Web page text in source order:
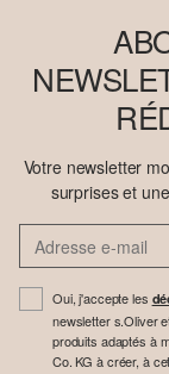
Votre newsletter
surprises et
Oui, j'accepte les
newsletter s.Oliver
produits adaptés à
Co. KG à créer, à